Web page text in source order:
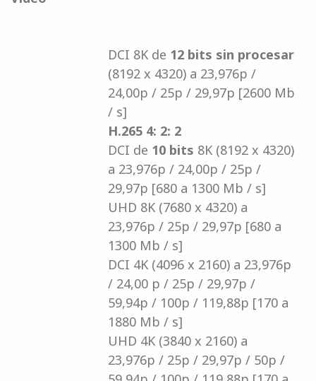
DCI 8K de 12 bits sin procesar
(8192 x 4320) a 23,976p /
24,00p / 25p / 29,97p [2600 Mb
/ s]
H.265 4: 2: 2
DCI de 10 bits 8K (8192 x 4320)
a 23,976p / 24,00p / 25p /
29,97p [680 a 1300 Mb / s]
UHD 8K (7680 x 4320) a
23,976p / 25p / 29,97p [680 a
1300 Mb / s]
DCI 4K (4096 x 2160) a 23,976p
/ 24,00 p / 25p / 29,97p /
59,94p / 100p / 119,88p [170 a
1880 Mb / s]
UHD 4K (3840 x 2160) a
23,976p / 25p / 29,97p / 50p /